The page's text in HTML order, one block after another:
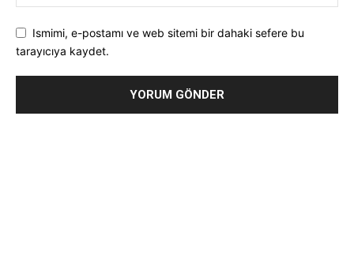
Ismimi, e-postamı ve web sitemi bir dahaki sefere bu
tarayıcıya kaydet.